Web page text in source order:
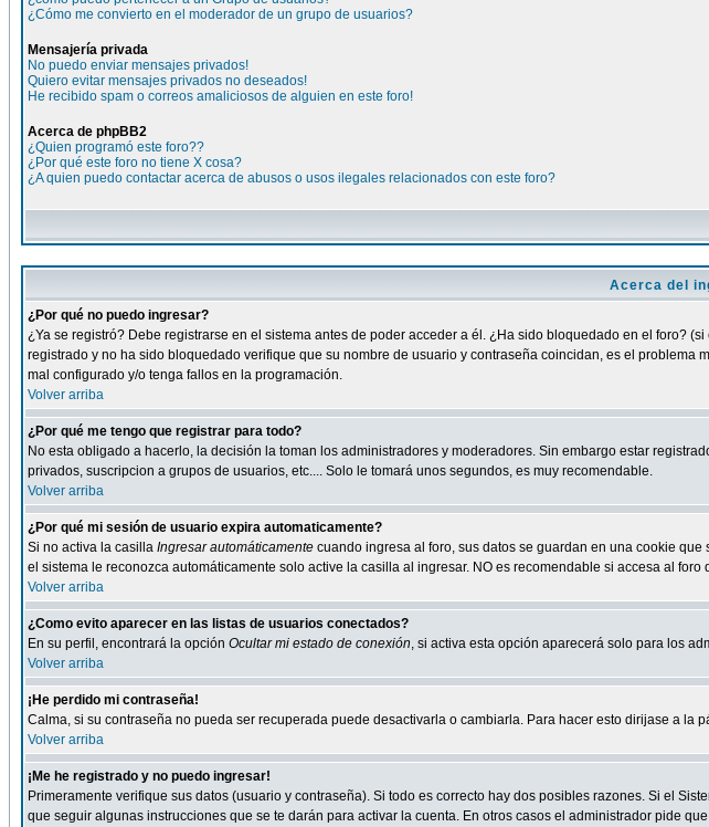
¿Cómo me convierto en el moderador de un grupo de usuarios?
Mensajería privada
No puedo enviar mensajes privados!
Quiero evitar mensajes privados no deseados!
He recibido spam o correos amaliciosos de alguien en este foro!
Acerca de phpBB2
¿Quien programó este foro??
¿Por qué este foro no tiene X cosa?
¿A quien puedo contactar acerca de abusos o usos ilegales relacionados con este foro?
Acerca del
¿Por qué no puedo ingresar?
¿Ya se registró? Debe registrarse en el sistema antes de poder acceder a él. ¿Ha sido bloquedado en el foro?
registrado y no ha sido bloquedado verifique que su nombre de usuario y contraseña coincidan, es el
mal configurado y/o tenga fallos en la programación.
Volver arriba
¿Por qué me tengo que registrar para todo?
No esta obligado a hacerlo, la decisión la toman los administradores y moderadores. Sin embargo estar
privados, suscripcion a grupos de usuarios, etc.... Solo le tomará unos segundos, es muy recomendable.
Volver arriba
¿Por qué mi sesión de usuario expira automaticamente?
Si no activa la casilla Ingresar automáticamente cuando ingresa al foro, sus datos se guardan en una cookie
el sistema le reconozca automáticamente solo active la casilla al ingresar. NO es recomendable si accesa al
Volver arriba
¿Como evito aparecer en las listas de usuarios conectados?
En su perfil, encontrará la opción Ocultar mi estado de conexión, si activa esta opción aparecerá solo para los
Volver arriba
¡He perdido mi contraseña!
Calma, si su contraseña no pueda ser recuperada puede desactivarla o cambiarla. Para hacer esto dirijase a la
Volver arriba
¡Me he registrado y no puedo ingresar!
Primeramente verifique sus datos (usuario y contraseña). Si todo es correcto hay dos posibles razones. Si el
que seguir algunas instrucciones que se te darán para activar la cuenta. En otros casos el administrador pide